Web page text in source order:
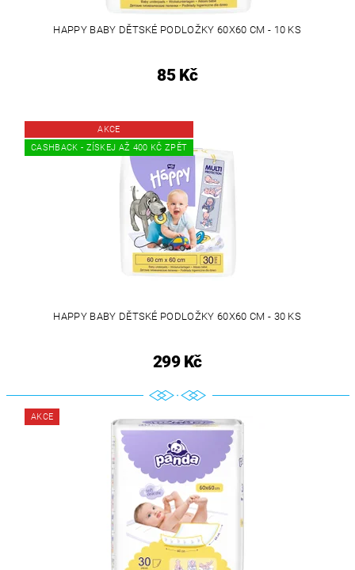
HAPPY BABY DĚTSKÉ PODLOŽKY 60X60 CM - 10 KS
85 Kč
AKCE
CASHBACK - ZÍSKEJ AŽ 400 KČ ZPĚT
HAPPY BABY DĚTSKÉ PODLOŽKY 60X60 CM - 30 KS
299 Kč
AKCE